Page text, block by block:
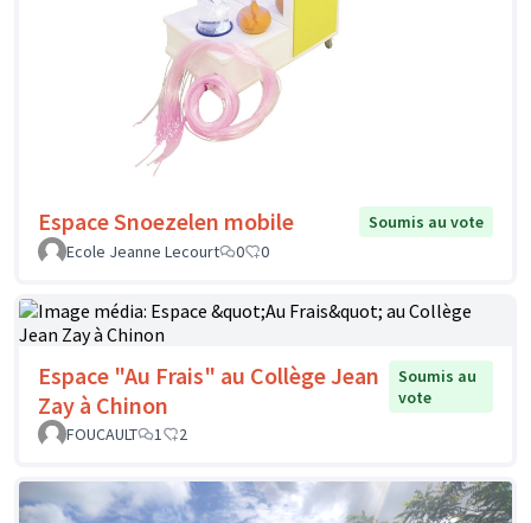
Espace Snoezelen mobile
Soumis au vote
Ecole Jeanne Lecourt
0 0
Espace "Au Frais" au Collège Jean
Zay à Chinon
Soumis au
vote
FOUCAULT
1 2